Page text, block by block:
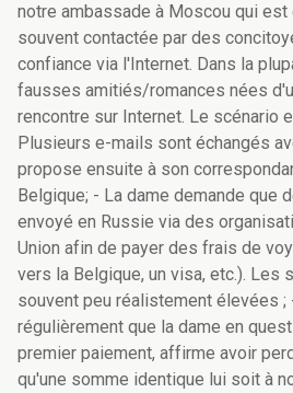
notre ambassade à Moscou qui est
souvent contactée par des
confiance via l'Internet. Dans la
fausses amitiés/romances nées
rencontre sur Internet. Le scénario
Plusieurs e-mails sont échangés
propose ensuite à son
Belgique; - La dame demande que
envoyé en Russie via des
Union afin de payer des frais de
vers la Belgique, un visa, etc.). Les
souvent peu réalistement élevées
régulièrement que la dame en
premier paiement, affirme avoir
qu'une somme identique lui soit à